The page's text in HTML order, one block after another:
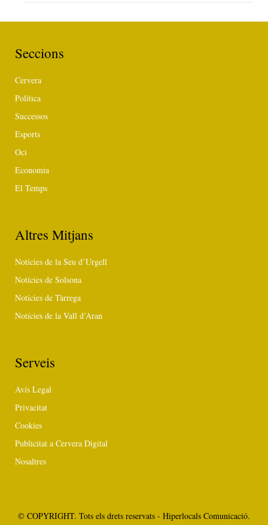
Seccions
Cervera
Política
Successos
Esports
Oci
Economia
El Temps
Altres Mitjans
Notícies de la Seu d’Urgell
Notícies de Solsona
Notícies de Tàrrega
Notícies de la Vall d’Aran
Serveis
Avís Legal
Privacitat
Cookies
Publicitat a Cervera Digital
Nosaltres
© COPYRIGHT. Tots els drets reservats - Hiperlocals Comunicació.